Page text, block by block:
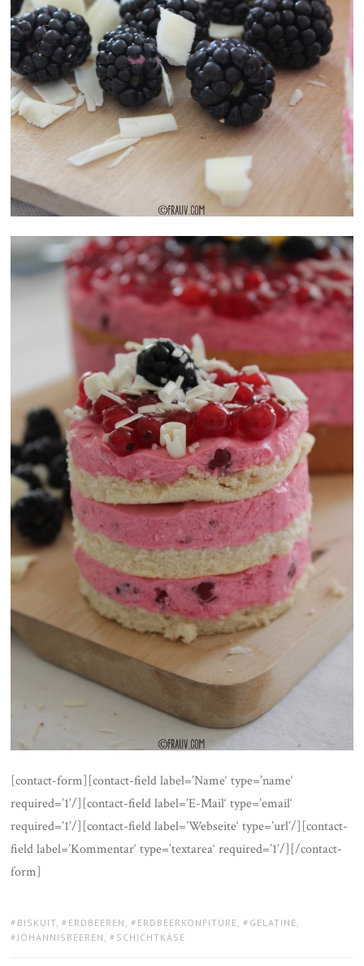
[contact-form][contact-field label=’Name‘ type=’name‘
required=’1’/][contact-field label=’E-Mail‘ type=’email‘
required=’1’/][contact-field label=’Webseite‘ type=’url’/][contact-
field label=’Kommentar‘ type=’textarea‘ required=’1’/][/contact-
form]
TAGS:
BISKUIT , ERDBEEREN , ERDBEERKONFITÜRE , GELATINE
JOHANNISBEEREN , SCHICHTKÄSE